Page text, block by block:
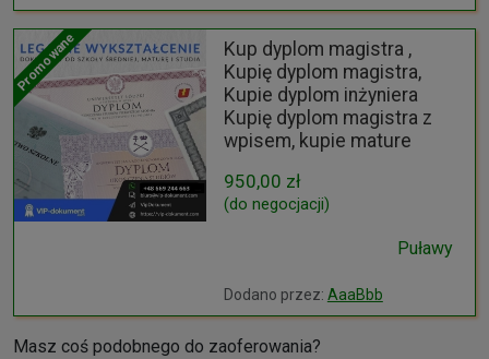
Promowane
Kup dyplom magistra ,
Kupię dyplom magistra,
Kupie dyplom inżyniera
Kupię dyplom magistra z
wpisem, kupie mature
950,00 zł
(do negocjacji)
Puławy
Dodano przez: AaaBbb
Masz coś podobnego do zaoferowania?